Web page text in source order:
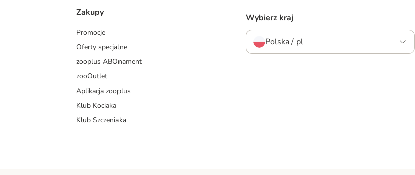
Zakupy
Promocje
Oferty specjalne
zooplus ABOnament
zooOutlet
Aplikacja zooplus
Klub Kociaka
Klub Szczeniaka
Wybierz kraj
Polska / pl